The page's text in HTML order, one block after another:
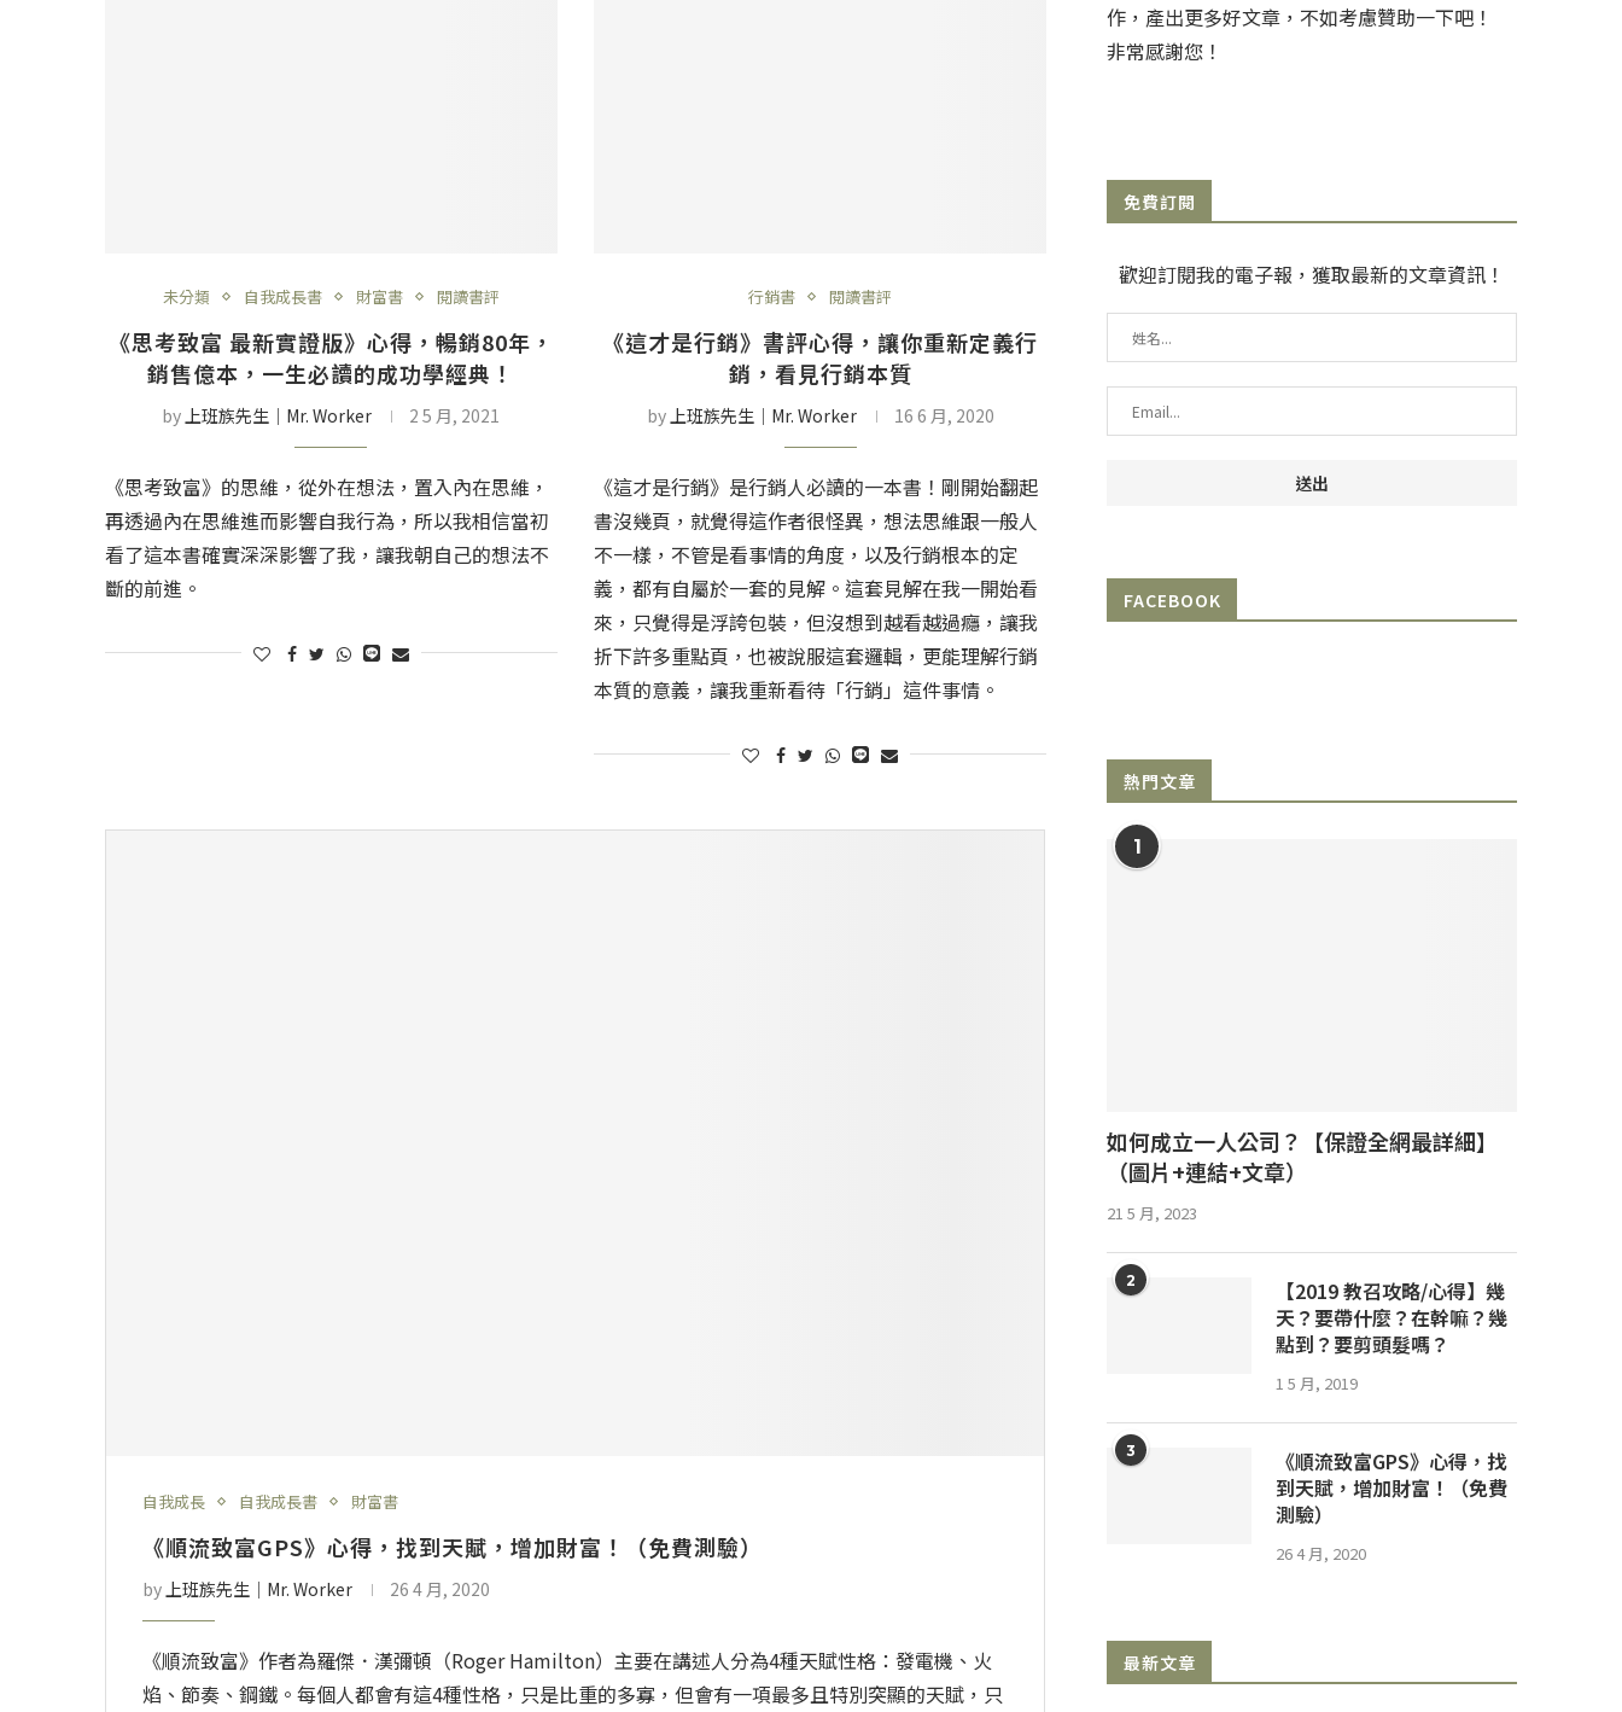
未分類 自我成長書 財富書 閱讀書評
《思考致富 最新實證版》心得，暢銷80年，
銷售億本，一生必讀的成功學經典！
by上班族先生│Mr. Worker 2 5 月, 2021
《思考致富》的思維，從外在想法，置入內在思維，
再透過內在思維進而影響自我行為，所以我相信當初
看了這本書確實深深影響了我，讓我朝自己的想法不
斷的前進。
行銷書 閱讀書評
《這才是行銷》書評心得，讓你重新定義行
銷，看見行銷本質
by上班族先生│Mr. Worker 16 6 月, 2020
《這才是行銷》是行銷人必讀的一本書！剛開始翻起
書沒幾頁，就覺得這作者很怪異，想法思維跟一般人
不一樣，不管是看事情的角度，以及行銷根本的定
義，都有自屬於一套的見解。這套見解在我一開始看
來，只覺得是浮誇包裝，但沒想到越看越過癮，讓我
折下許多重點頁，也被說服這套邏輯，更能理解行銷
本質的意義，讓我重新看待「行銷」這件事情。
自我成長 自我成長書 財富書
《順流致富GPS》心得，找到天賦，增加財富！（免費測驗）
by上班族先生│Mr. Worker 26 4 月, 2020
《順流致富》作者為羅傑．漢彌頓（Roger Hamilton）主要在講述人分為4種天賦性格：發電機、火
焰、節奏、鋼鐵。每個人都會有這4種性格，只是比重的多寡，但會有一項最多且特別突顯的天賦，只
作，產出更多好文章，不如考慮贊助一下吧！
非常感謝您！
免費訂閱
歡迎訂閱我的電子報，獲取最新的文章資訊！
FACEBOOK
熱門文章
1
如何成立一人公司？【保證全網最詳細】
（圖片+連結+文章）
21 5 月, 2023
2
【2019 教召攻略/心得】幾
天？要帶什麼？在幹嘛？幾
點到？要剪頭髮嗎？
1 5 月, 2019
3
《順流致富GPS》心得，找
到天賦，增加財富！（免費
測驗）
26 4 月, 2020
最新文章